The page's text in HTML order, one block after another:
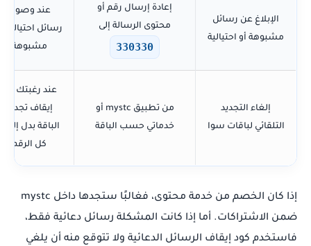
الإبلاغ عن رسائل
مشبوهة أو احتيالية
إعادة إرسال رقم أو
محتوى الرسالة إلى
330330
عند وصول
رسائل احتيالية
مشبوهة
إلغاء التجديد
التلقائي لباقات سوا
من تطبيق mystc أو
خدماتي حسب الباقة
عند رغبتك في
إيقاف تجديد
الباقة بدل
كل الرقم
إذا كان الخصم من خدمة محتوى، فغالبًا ستجدها داخل mystc
ضمن الاشتراكات. أما إذا كانت المشكلة رسائل دعائية فقط،
فاستخدم كود إيقاف الرسائل الدعائية ولا تتوقع منه أن يلغي